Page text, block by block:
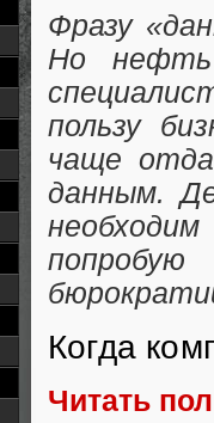
Фразу
Но
пользу
чаще
данным.
попробую
Когда
Читать